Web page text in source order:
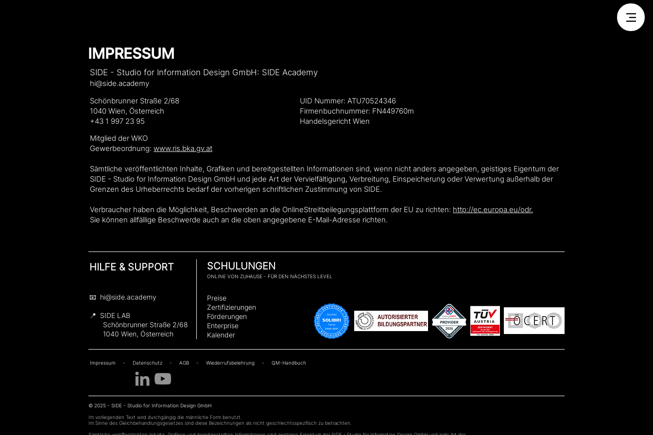
IMPRESSUM
SIDE - Studio for Information Design GmbH: SIDE Academy
hi@side.academy
​​Schönbrunner Straße 2/68
1040 Wien, Österreich
+43 1 997 23 95
UID Nummer: ATU70524346
Firmenbuchnummer: FN449760m
Handelsgericht Wien​​
Mitglied der WKO
Gewerbeordnung: www.ris.bka.gv.at
Sämtliche veröffentlichten Inhalte, Grafiken und bereitgestellten Informationen sind, wenn nicht anders angegeben, geistiges Eigentum der
SIDE - Studio for Information Design GmbH und jede Art der Vervielfältigung, Verbreitung, Einspeicherung oder Verwertung außerhalb der
Grenzen des Urheberrechts bedarf der vorherigen schriftlichen Zustimmung von SIDE.
​Verbraucher haben die Möglichkeit, Beschwerden an die OnlineStreitbeilegungsplattform der EU zu richten: http://ec.europa.eu/odr.
Sie können allfällige Beschwerde auch an die oben angegebene E-Mail-Adresse richten.
SCHULUNGEN
ONLINE VON ZUHAUSE - FÜR DEN NÄCHSTES LEVEL
Preise
Zertifizierungen
Förderungen
Enterprise
Kalender
HILFE & SUPPORT
📧 hi@side.academy
📍 SIDE LAB
Schönbrunner Straße 2/68
1040 Wien, Österreich
Impressum - Datenschutz - AGB - Wiederrufsbelehrung - QM-Handbuch
© 2025 - SIDE - Studio for Information Design GmbH
Im vorliegenden Text wird durchgängig die männliche Form benutzt.
Im Sinne des Gleichbehandlungsgesetzes sind diese Bezeichnungen als nicht geschlechtsspezifisch zu betrachten.